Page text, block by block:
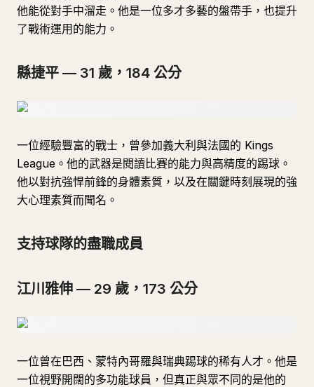
他能從對手中溜走。他是一位多才多藝的盤帶手，也提升
了戰術運用的能力。
縣捷平 — 31 歲，184 公分
一位經驗豐富的戰士，曾參加義大利與法國的 Kings
League。他的武器是閱讀比賽的能力與高精度的踢球。
他以對抗強悍前鋒的身體素質，以及在關鍵時刻展現的強
大心理素質而聞名。
支持球隊的盡職成員
江川雅伸 — 29 歲，173 公分
一位曾在巴西、蒙特內哥羅與瑞典踢球的稀有人才。他是
一位視野開闊的多功能球員，但真正與眾不同的是他的